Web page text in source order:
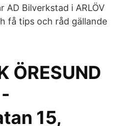
Bilverkstad i ARLÖV
få tips och råd gällande
ÖRESUND
15,